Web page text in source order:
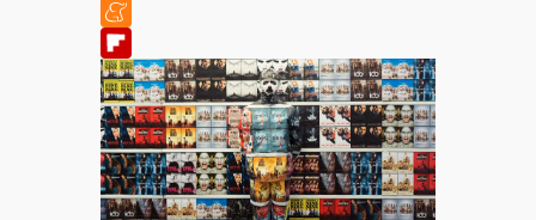
Link
Reddit
Meneame
Flipboard